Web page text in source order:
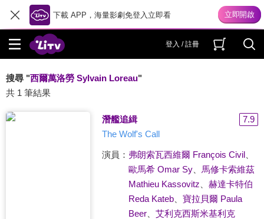
下載 APP，海量影劇免登入立即看
登入 / 註冊
搜尋 "西爾萬洛勞 Sylvain Loreau"
共 1 筆結果
潛艦追緝
7.9
The Wolf's Call
演員： 弗朗索瓦西維爾 François Civil、
歐馬希 Omar Sy、 馬修卡索維茲
Mathieu Kassovitz
赫達卡特伯
Reda Kateb、 寶拉貝爾 Paula
Beer、 艾利克西斯米基利克